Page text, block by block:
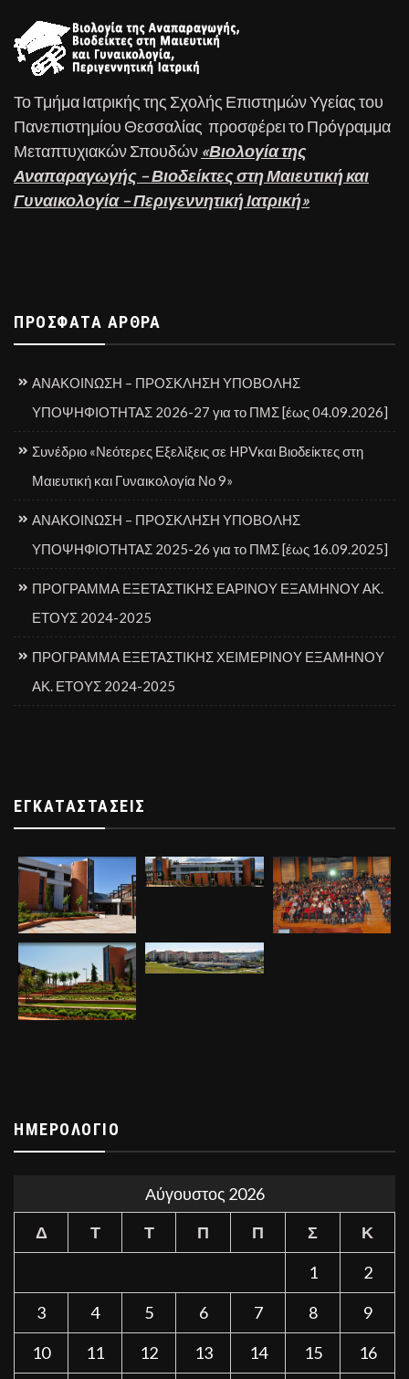
Το Τμήμα Ιατρικής της Σχολής Επιστημών Υγείας του
Πανεπιστημίου Θεσσαλίας προσφέρει το Πρόγραμμα
Μεταπτυχιακών Σπουδών «Βιολογία της
Αναπαραγωγής – Βιοδείκτες στη Μαιευτική και
Γυναικολογία – Περιγεννητική Ιατρική»
ΠΡΌΣΦΑΤΑ ΆΡΘΡΑ
ΑΝΑΚΟΙΝΩΣΗ – ΠΡΟΣΚΛΗΣΗ ΥΠΟΒΟΛΗΣ
ΥΠΟΨΗΦΙΟΤΗΤΑΣ 2026-27 για το ΠΜΣ [έως 04.09.2026]
Συνέδριο «Νεότερες Εξελίξεις σε HPVκαι Βιοδείκτες στη
Μαιευτική και Γυναικολογία Νο 9»
ΑΝΑΚΟΙΝΩΣΗ – ΠΡΟΣΚΛΗΣΗ ΥΠΟΒΟΛΗΣ
ΥΠΟΨΗΦΙΟΤΗΤΑΣ 2025-26 για το ΠΜΣ [έως 16.09.2025]
ΠΡΟΓΡΑΜΜΑ ΕΞΕΤΑΣΤΙΚΗΣ ΕΑΡΙΝΟΥ ΕΞΑΜΗΝΟΥ ΑΚ.
ΕΤΟΥΣ 2024-2025
ΠΡΟΓΡΑΜΜΑ ΕΞΕΤΑΣΤΙΚΗΣ ΧΕΙΜΕΡΙΝΟΥ ΕΞΑΜΗΝΟΥ
ΑΚ. ΕΤΟΥΣ 2024-2025
ΕΓΚΑΤΑΣΤΆΣΕΙΣ
ΗΜΕΡΟΛΌΓΙΟ
Αύγουστος 2026
Δ
Τ Τ Π Π Σ
Κ
1
2
3
4 5 6 7 8
9
10
11 12 13 14 15
16